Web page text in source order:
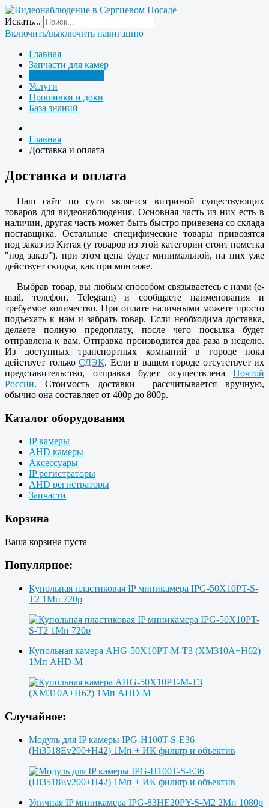
Искать...
Включить/выключить навигацию
Главная
Запчасти для камер
Услуги
Прошивки и доки
База знаний
Главная
Доставка и оплата
Доставка и оплата
Наш сайт по сути является витриной существующих
товаров для видеонаблюдения. Основная часть из них есть в
наличии, другая часть может быть быстро привезена со склада
поставщика. Остальные специфические товары привозятся
под заказ из Китая (у товаров из этой категории стоит пометка
"под заказ"), при этом цена будет минимальной, на них уже
действует скидка, как при монтаже.
Выбрав товар, вы любым способом связываетесь с нами (e-
mail, телефон, Telegram) и сообщаете наименования и
требуемое количество. При оплате наличными можете просто
подъехать к нам и забрать товар. Если необходима доставка,
делаете полную предоплату, после чего посылка будет
отправлена к вам. Отправка производится два раза в неделю.
Из доступных транспортных компаний в городе пока
действует только СДЭК. Если в вашем городе отсутствует их
представительство, отправка будет осуществлена Почтой
России. Стоимость доставки рассчитывается вручную,
обычно она составляет от 400р до 800р.
Каталог оборудования
IP камеры
AHD камеры
Аксессуары
IP регистраторы
AHD регистраторы
Запчасти
Корзина
Ваша корзина пуста
Популярное:
Купольная пластиковая IP миникамера IPG-50X10PT-S-
T2 1Мп 720p
Купольная камера AHG-50X10PT-M-T3 (XM310A+H62)
1Мп AHD-M
Случайное:
Модуль для IP камеры IPG-H100T-S-E36
(Hi3518Ev200+H42) 1Мп + ИК фильтр и объектив
Уличная IP миникамера IPG-83HE20PY-S-M2 2Мп 1080p